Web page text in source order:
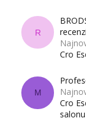
R
Cro
M
Cro
salonu